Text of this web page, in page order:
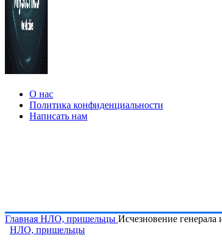
О нас
Политика конфиденциальности
Написать нам
Главная НЛО, пришельцы Исчезновение
НЛО, пришельцы